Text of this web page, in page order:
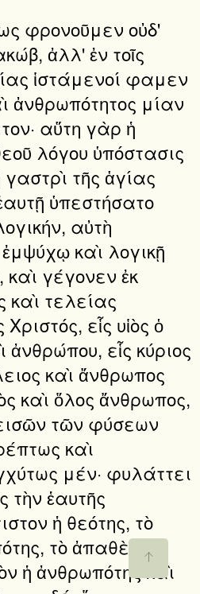
φρονοῦμεν οὐδ'
ἀλλ' ἐν τοῖς
ἱστάμενοί φαμεν
ἀνθρωπότητος μίαν
αὕτη γὰρ ἡ
λόγου ὑπόστασις
τῆς ἁγίας
ὑπεστήσατο
αὐτὴ
καὶ λογικῇ
καὶ γέγονεν ἐκ
καὶ τελείας
εἷς υἱὸς ὁ
ἀνθρώπου, εἷς κύριος
καὶ ἄνθρωπος
καὶ ὅλος ἄνθρωπος,
τῶν φύσεων
καὶ
μέν· φυλάττει
τὴν ἑαυτῆς
ἡ θεότης, τὸ
τὸ ἀπαθὲς ἡ
ἡ ἀνθρωπότης καὶ